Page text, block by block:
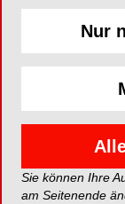
*Die Beiträge in
spiegeln nicht
ePaper
Nur
Sie können Ihre
am Seitenende